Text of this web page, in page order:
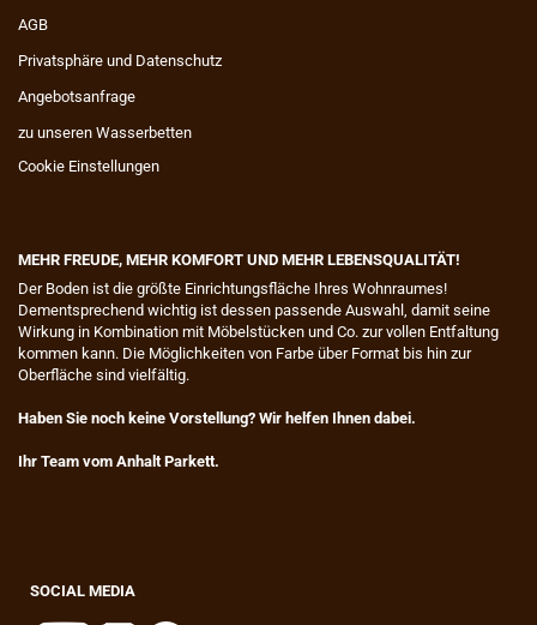
AGB
Privatsphäre und Datenschutz
Angebotsanfrage
zu unseren Wasserbetten
Cookie Einstellungen
MEHR FREUDE, MEHR KOMFORT UND MEHR LEBENSQUALITÄT!
​Der Boden ist die größte Einrichtungsfläche Ihres Wohnraumes!
Dementsprechend wichtig ist dessen passende Auswahl, damit seine
Wirkung in Kombination mit Möbelstücken und Co. zur vollen Entfaltung
kommen kann. Die Möglichkeiten von Farbe über Format bis hin zur
Oberfläche sind vielfältig.
Haben Sie noch keine Vorstellung? Wir helfen Ihnen dabei.
Ihr Team vom Anhalt Parkett.
SOCIAL MEDIA